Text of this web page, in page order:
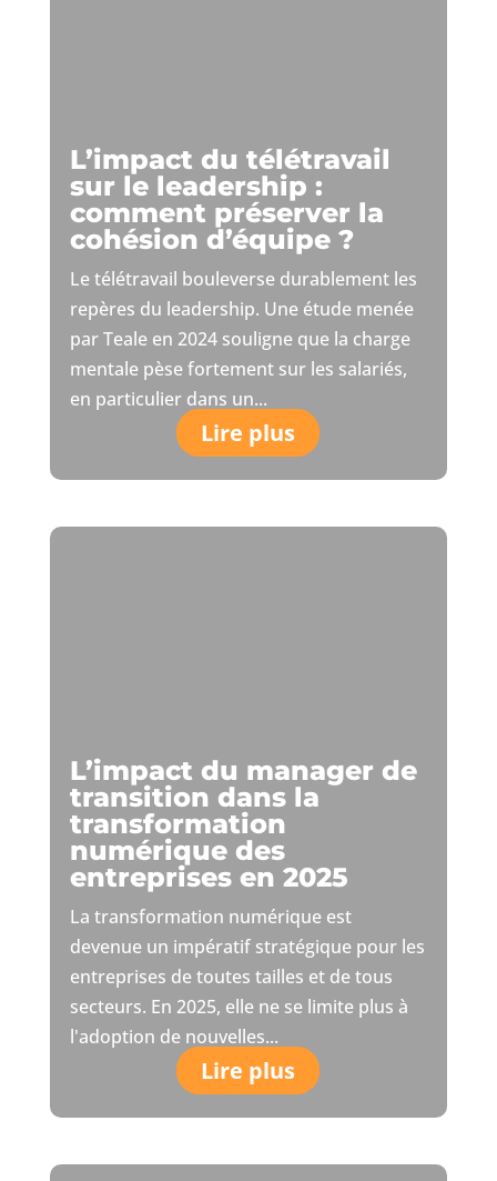
L’impact du télétravail
sur le leadership :
comment préserver la
cohésion d’équipe ?
Le télétravail bouleverse durablement les
repères du leadership. Une étude menée
par Teale en 2024 souligne que la charge
mentale pèse fortement sur les salariés,
en particulier dans un...
Lire plus
L’impact du manager de
transition dans la
transformation
numérique des
entreprises en 2025
La transformation numérique est
devenue un impératif stratégique pour les
entreprises de toutes tailles et de tous
secteurs. En 2025, elle ne se limite plus à
l'adoption de nouvelles...
Lire plus